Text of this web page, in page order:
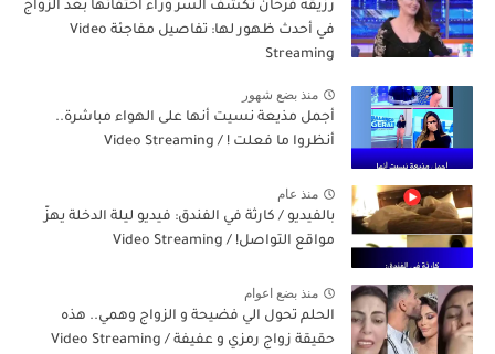
رزيقة فرحان تكشف السر وراء اختفائها بعد الزواج
في أحدث ظهور لها: تفاصيل مفاجئة Video
Streaming
منذ بضع شهور
أجمل مذيعة نسيت أنها على الهواء مباشرة..
أنظروا ما فعلت ! / Video Streaming
منذ عام
بالفيديو / كارثة في الفندق: فيديو ليلة الدخلة يهزّ
مواقع التواصل! / Video Streaming
منذ بضع اعوام
الحلم تحول الي فضيحة و الزواج وهمي.. هذه
حقيقة زواج رمزي و عفيفة / Video Streaming